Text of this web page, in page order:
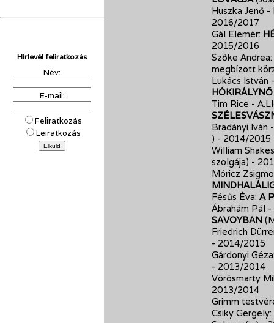
Hírlevél feliratkozás
Név:
E-mail:
Feliratkozás
Leiratkozás
Huszka Jenő
2016/2017
Gál Elemér:
2015/2016
Szőke Andrea:
megbízott
Lukács István
HÓKIRÁLYNŐ
Tim Rice -
Bradányi Iván
) - 2014/2015
William
szolgája) -
Móricz
Fésűs Éva: A
Ábrahám Pál
SAVOYBAN
Friedrich
- 2014/2015
Gárdonyi
- 2013/2014
Vörösmarty
2013/2014
Grimm
Csiky Gergely: